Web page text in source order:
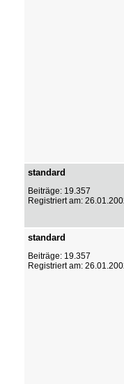
standard
Beiträge: 19.357
Registriert am:
standard
Beiträge: 19.357
Registriert am: